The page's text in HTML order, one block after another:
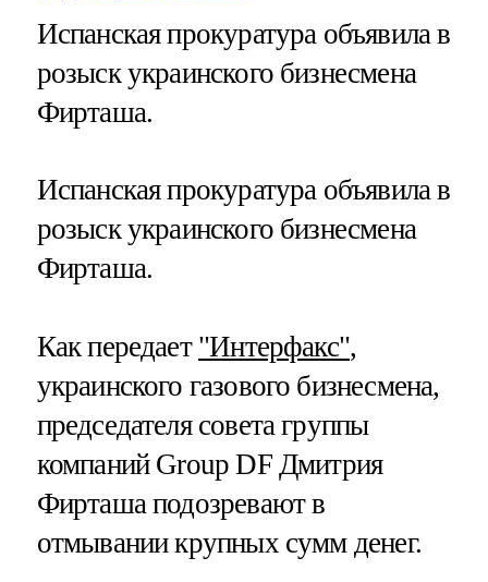
Испанская прокуратура объявила в
розыск украинского бизнесмена
Фирташа.
Испанская прокуратура объявила в
розыск украинского бизнесмена
Фирташа.
Как передает "Интерфакс",
украинского газового бизнесмена,
председателя совета группы
компаний Group DF Дмитрия
Фирташа подозревают в
отмывании крупных сумм денег.